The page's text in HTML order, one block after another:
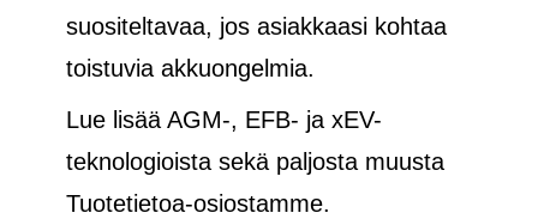
suositeltavaa, jos asiakkaasi kohtaa
toistuvia akkuongelmia.
Lue lisää AGM-, EFB- ja xEV-
teknologioista sekä paljosta muusta
Tuotetietoa-osiostamme.